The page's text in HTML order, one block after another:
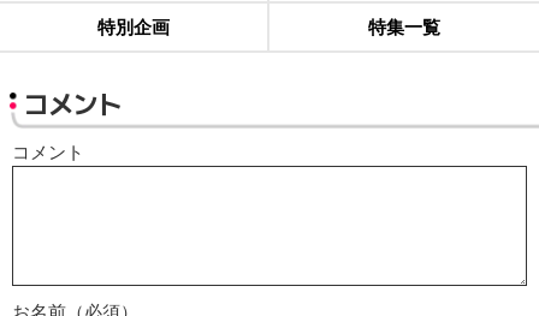
特別企画 特集一覧
コメント
コメント
お名前（必須）